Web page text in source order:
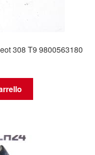
308 T9 9800563180